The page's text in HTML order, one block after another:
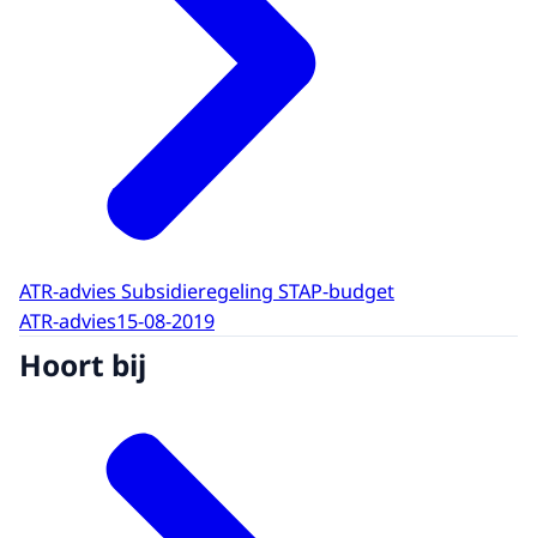
ATR-advies Subsidieregeling STAP-budget
ATR-advies15-08-2019
Hoort bij